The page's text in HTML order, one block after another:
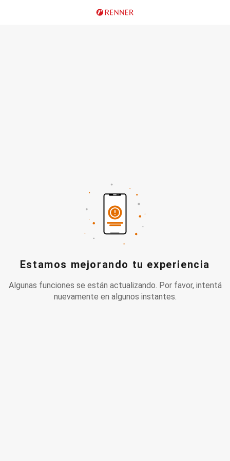
Estamos mejorando tu experiencia
Algunas funciones se están actualizando. Por favor, intentá
nuevamente en algunos instantes.